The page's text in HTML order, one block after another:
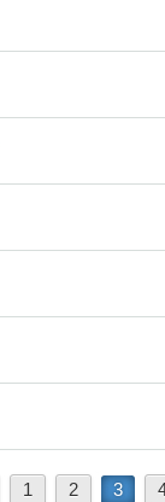
1 2 3